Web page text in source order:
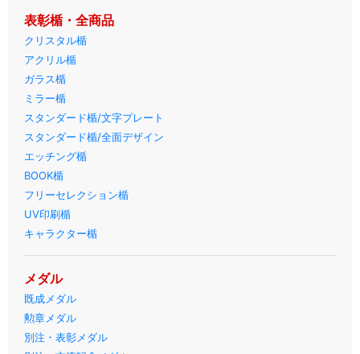
表彰楯・全商品
クリスタル楯
アクリル楯
ガラス楯
ミラー楯
スタンダード楯/文字プレート
スタンダード楯/全面デザイン
エッチング楯
BOOK楯
フリーセレクション楯
UV印刷楯
キャラクター楯
メダル
既成メダル
勲章メダル
別注・表彰メダル